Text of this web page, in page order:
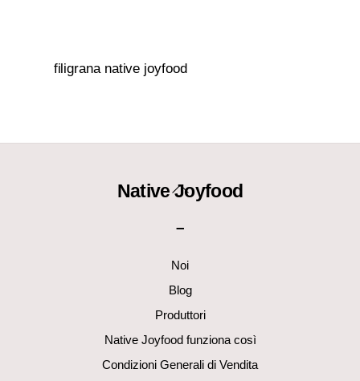
filigrana native joyfood
Back
Native Joyfood
–
Noi
Blog
Produttori
Native Joyfood funziona così
Condizioni Generali di Vendita